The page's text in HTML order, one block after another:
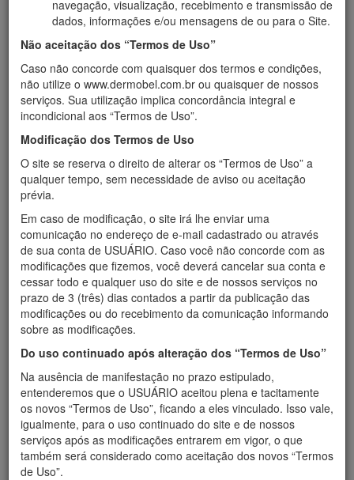
navegação, visualização, recebimento e transmissão de
dados, informações e/ou mensagens de ou para o Site.
Não aceitação dos “Termos de Uso”
Caso não concorde com quaisquer dos termos e condições,
não utilize o www.dermobel.com.br ou quaisquer de nossos
serviços. Sua utilização implica concordância integral e
incondicional aos “Termos de Uso”.
Modificação dos Termos de Uso
O site se reserva o direito de alterar os “Termos de Uso” a
qualquer tempo, sem necessidade de aviso ou aceitação
prévia.
Em caso de modificação, o site irá lhe enviar uma
comunicação no endereço de e-mail cadastrado ou através
de sua conta de USUÁRIO. Caso você não concorde com as
modificações que fizemos, você deverá cancelar sua conta e
cessar todo e qualquer uso do site e de nossos serviços no
prazo de 3 (três) dias contados a partir da publicação das
modificações ou do recebimento da comunicação informando
sobre as modificações.
Do uso continuado após alteração dos “Termos de Uso”
Na ausência de manifestação no prazo estipulado,
entenderemos que o USUÁRIO aceitou plena e tacitamente
os novos “Termos de Uso”, ficando a eles vinculado. Isso vale,
igualmente, para o uso continuado do site e de nossos
serviços após as modificações entrarem em vigor, o que
também será considerado como aceitação dos novos “Termos
de Uso”.